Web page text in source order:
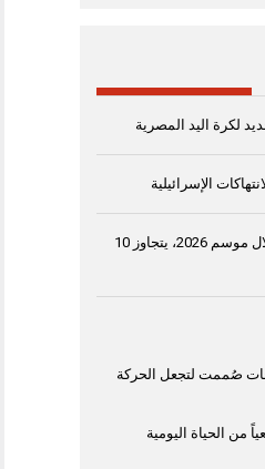
لكرة اليد المصرية
الإسرائيلية
إنتاج القمح في مصر خلال موسم 2026، يتجاوز 10
صُممت لتجعل الحركة
من الحياة اليومية